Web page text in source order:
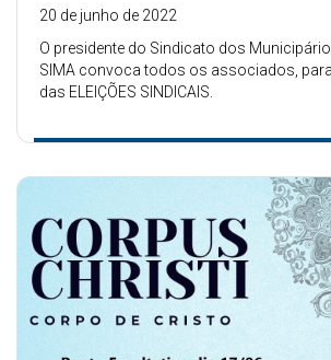
20 de junho de 2022
O presidente do Sindicato dos
SIMA convoca todos os associados,
das ELEIÇÕES SINDICAIS.